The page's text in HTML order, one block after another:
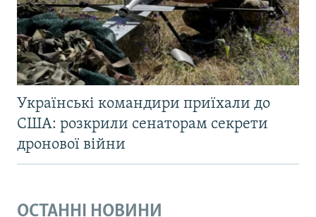
Українські командири приїхали до
США: розкрили сенаторам секрети
дронової війни
ОСТАННІ НОВИНИ